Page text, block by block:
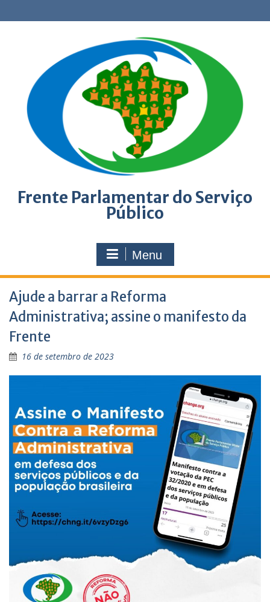
to
Frente Parlamentar do Serviço
Público
Menu
Ajude a barrar a Reforma
Administrativa; assine o manifesto da
Frente
16 de setembro de 2023